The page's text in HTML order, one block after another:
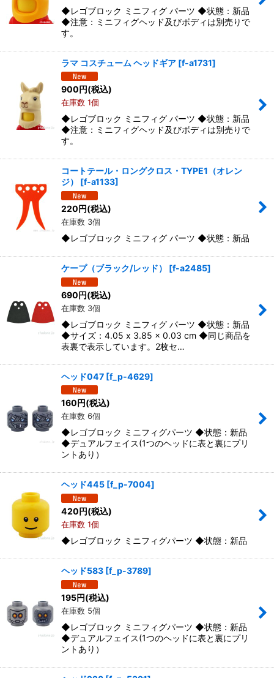
◆レゴブロック ミニフィグ パーツ ◆状態：新品
◆注意：ミニフィグヘッド及びボディは別売りで
す。
ラマ コスチューム ヘッドギア [f-a1731]
900円(税込)
在庫数 1個
◆レゴブロック ミニフィグ パーツ ◆状態：新品
◆注意：ミニフィグヘッド及びボディは別売りで
す。
コートテール・ロングクロス・TYPE1（オレン
ジ）
[f-a1133]
220円(税込)
在庫数 3個
◆レゴブロック ミニフィグ パーツ ◆状態：新品
ケープ（ブラック/レッド） [f-a2485]
690円(税込)
在庫数 3個
◆レゴブロック ミニフィグ パーツ ◆状態：新品
◆サイズ：4.05 x 3.85 x 0.03 cm ◆同じ商品を
表裏で表示しています。2枚セ…
ヘッド047 [f_p-4629]
160円(税込)
在庫数 6個
◆レゴブロック ミニフィグパーツ ◆状態：新品
◆デュアルフェイス(1つのヘッドに表と裏にプリ
ントあり）
ヘッド445 [f_p-7004]
420円(税込)
在庫数 1個
◆レゴブロック ミニフィグパーツ ◆状態：新品
ヘッド583 [f_p-3789]
195円(税込)
在庫数 5個
◆レゴブロック ミニフィグパーツ ◆状態：新品
◆デュアルフェイス(1つのヘッドに表と裏にプリ
ントあり）